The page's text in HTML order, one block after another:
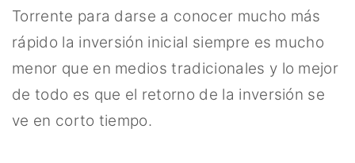
Torrente para darse a conocer mucho más
rápido la inversión inicial siempre es mucho
menor que en medios tradicionales y lo mejor
de todo es que el retorno de la inversión se
ve en corto tiempo.